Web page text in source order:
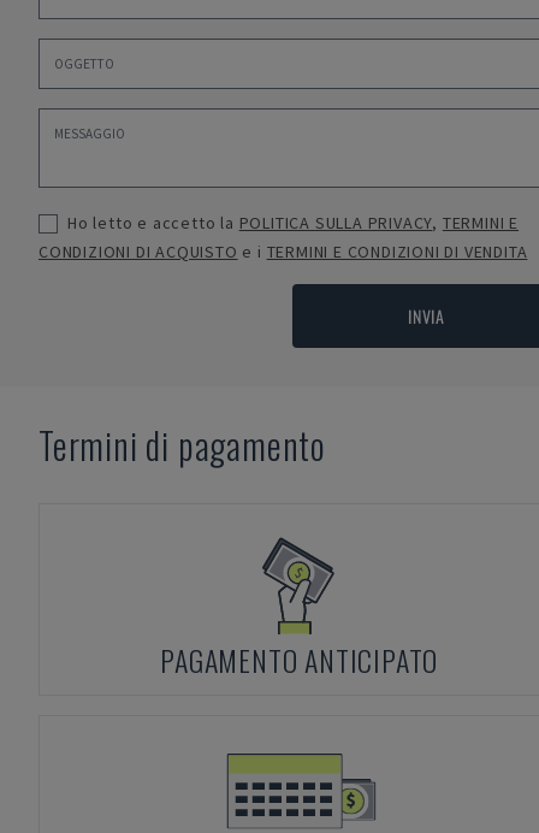
Ho letto e accetto la POLITICA SULLA PRIVACY, TERMINI E
CONDIZIONI DI ACQUISTO e i TERMINI E CONDIZIONI DI VENDITA
INVIA
Termini di pagamento
PAGAMENTO ANTICIPATO